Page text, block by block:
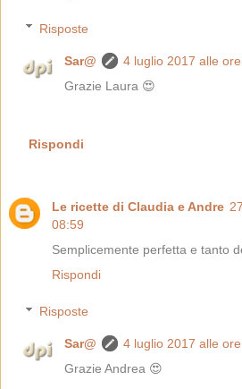
Risposte
Sar@
4 luglio 2017 alle
Grazie Laura 😍
Rispondi
Le ricette di Claudia e Andre
08:59
Semplicemente perfetta e tanto
Rispondi
Risposte
Sar@
4 luglio 2017 alle
Grazie Andrea 😍